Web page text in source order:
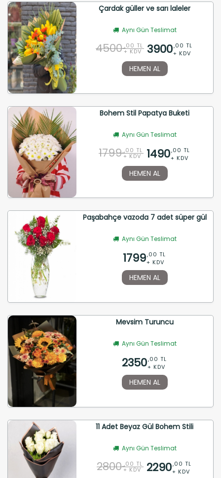
Çardak güller ve sarı laleler
Aynı Gün Teslimat
4500 ,00 TL
+ KDV 3900,00 TL
+ KDV
HEMEN AL
Bohem Stil Papatya Buketi
Aynı Gün Teslimat
1799 ,00 TL
+ KDV 1490,00 TL
+ KDV
HEMEN AL
Paşabahçe vazoda 7 adet süper gül
Aynı Gün Teslimat
1799,00 TL
+ KDV
HEMEN AL
Mevsim Turuncu
Aynı Gün Teslimat
2350,00 TL
+ KDV
HEMEN AL
11 Adet Beyaz Gül Bohem Stili
Aynı Gün Teslimat
2800 ,00 TL
+ KDV 2290,00 TL
+ KDV